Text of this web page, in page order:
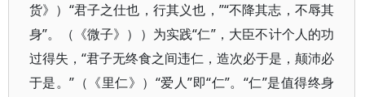
货》）“君子之仕也，行其义也，”“不降其志，不辱其
身”。（《微子》））为实践“仁”，大臣不计个人的功
过得失，“君子无终食之间违仁，造次必于是，颠沛必
于是。”（《里仁》）“爱人”即“仁”。“仁”是值得终身